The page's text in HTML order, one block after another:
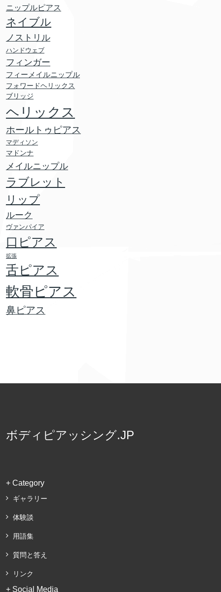
ニップルピアス
ネイブル
ノストリル
ハンドウェブ
フィンガー
フィーメイルニップル
フォワードヘリックス
ブリッジ
ヘリックス
ホールトゥピアス
マディソン
マドンナ
メイルニップル
ラブレット
リップ
ルーク
ヴァンパイア
口ピアス
拡張
舌ピアス
軟骨ピアス
鼻ピアス
ボディピアッシング.JP
+ Category
ギャラリー
体験談
用語集
質問と答え
リンク
+ Social Media